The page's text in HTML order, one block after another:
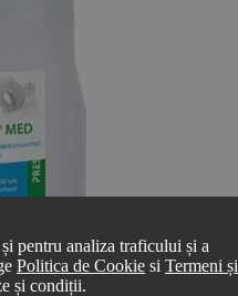
pentru analiza traficului și a
Politica de Cookie si Termeni și
și condiții.